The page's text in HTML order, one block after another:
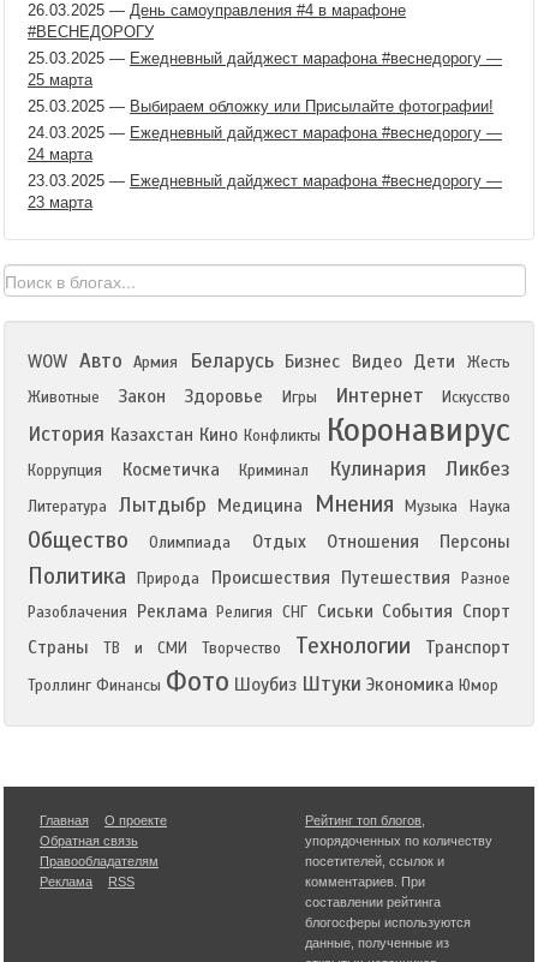
26.03.2025 — День самоуправления #4 в марафоне
#ВЕСНЕДОРОГУ
25.03.2025 — Ежедневный дайджест марафона #веснедорогу —
25 марта
25.03.2025 — Выбираем обложку или Присылайте фотографии!
24.03.2025 — Ежедневный дайджест марафона #веснедорогу —
24 марта
23.03.2025 — Ежедневный дайджест марафона #веснедорогу —
23 марта
WOW Авто Армия Беларусь Бизнес Видео Дети
Жесть
Животные
Закон Здоровье Игры Интернет Искусство
История Казахстан Кино Конфликты Коронавирус
Коррупция Косметичка Криминал Кулинария Ликбез
Литература Лытдыбр Медицина Мнения Музыка Наука
Общество Олимпиада Отдых Отношения Персоны
Политика Природа Происшествия Путешествия
Разное
Разоблачения
Реклама Религия СНГ Сиськи События Спорт
Страны
ТВ и СМИ Творчество Технологии Транспорт
Троллинг Финансы Фото Шоубиз Штуки Экономика Юмор
Главная
О проекте
Обратная связь
Правообладателям
Реклама
RSS
Рейтинг топ блогов
упорядоченных по количеству
посетителей, ссылок и
комментариев. При
составлении рейтинга
блогосферы используются
данные, полученные из